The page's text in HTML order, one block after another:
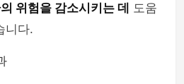
위험을 감소시키는 데
도움
니다.